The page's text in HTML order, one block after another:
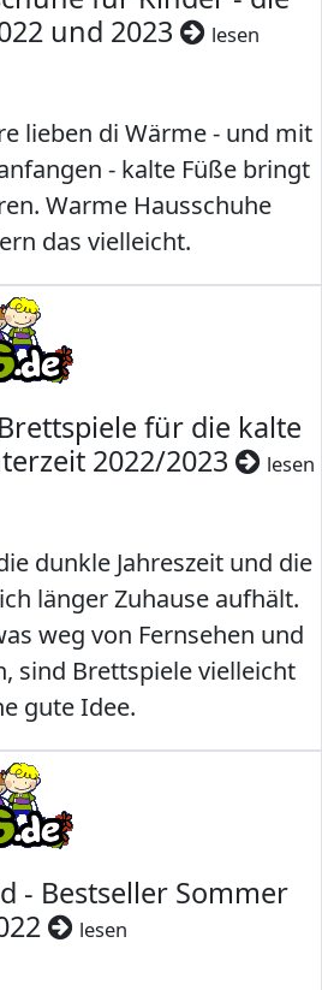
und 2023
lesen
lieben di Wärme - und mit
- kalte Füße bringt
Warme Hausschuhe
das vielleicht.
für die kalte
2022/2023
lesen
dunkle Jahreszeit und die
länger Zuhause aufhält.
weg von Fernsehen und
sind Brettspiele vielleicht
gute Idee.
- Bestseller Sommer
lesen